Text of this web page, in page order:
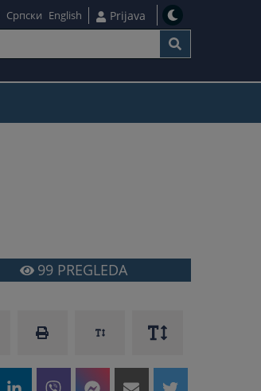
Српски English Prijava
99PREGLEDA